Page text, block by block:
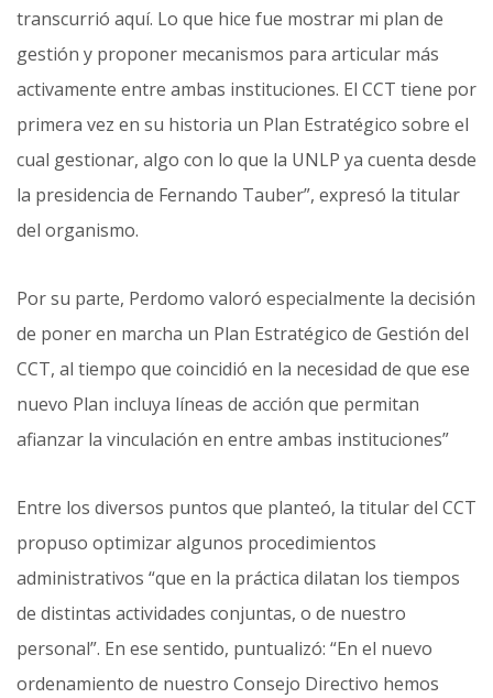
transcurrió aquí. Lo que hice fue mostrar mi plan de
gestión y proponer mecanismos para articular más
activamente entre ambas instituciones. El CCT tiene por
primera vez en su historia un Plan Estratégico sobre el
cual gestionar, algo con lo que la UNLP ya cuenta desde
la presidencia de Fernando Tauber”, expresó la titular
del organismo.
Por su parte, Perdomo valoró especialmente la decisión
de poner en marcha un Plan Estratégico de Gestión del
CCT, al tiempo que coincidió en la necesidad de que ese
nuevo Plan incluya líneas de acción que permitan
afianzar la vinculación en entre ambas instituciones”
Entre los diversos puntos que planteó, la titular del CCT
propuso optimizar algunos procedimientos
administrativos “que en la práctica dilatan los tiempos
de distintas actividades conjuntas, o de nuestro
personal”. En ese sentido, puntualizó: “En el nuevo
ordenamiento de nuestro Consejo Directivo hemos